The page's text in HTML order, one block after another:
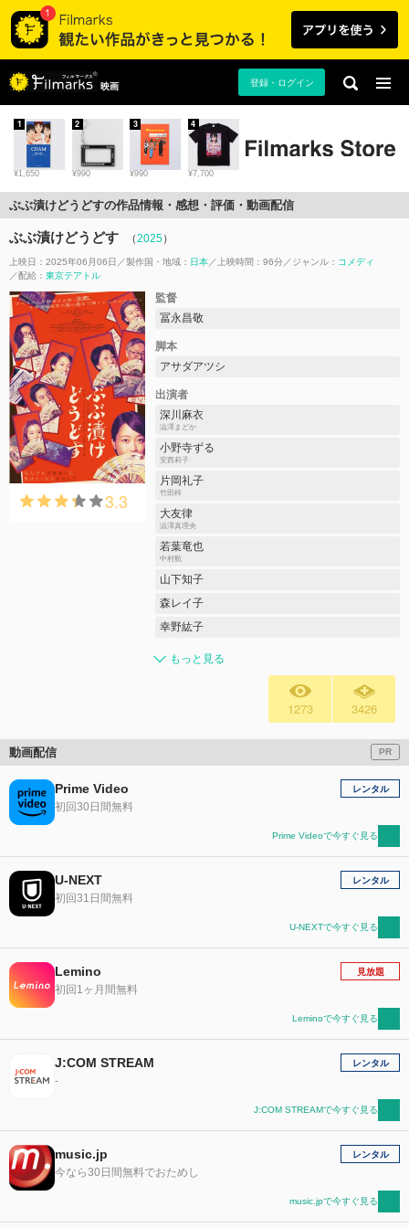
映画 登録・ログイン
¥1,650
1
¥990
2
¥990
3
¥7,700
4
ぶぶ漬けどうどすの作品情報・感想・評価・動画配信
ぶぶ漬けどうどす （2025）
上映日：2025年06月06日 製作国・地域： 日本 上映時間：96分 ジャンル： コメディ
配給： 東京テアトル
3.3
監督
冨永昌敬
脚本
アサダアツシ
出演者
深川麻衣
澁澤まどか
小野寺ずる
安西莉子
片岡礼子
竹田梓
大友律
澁澤真理央
若葉竜也
中村航
山下知子
森レイ子
幸野紘子
もっと見る
1273 3426
動画配信 PR
Prime Video
初回30日間無料
レンタル
Prime Videoで今すぐ見る
U-NEXT
初回31日間無料
レンタル
U-NEXTで今すぐ見る
Lemino
初回1ヶ月間無料
見放題
Leminoで今すぐ見る
J:COM STREAM
-
レンタル
J:COM STREAMで今すぐ見る
music.jp
今なら30日間無料でおためし
レンタル
music.jpで今すぐ見る